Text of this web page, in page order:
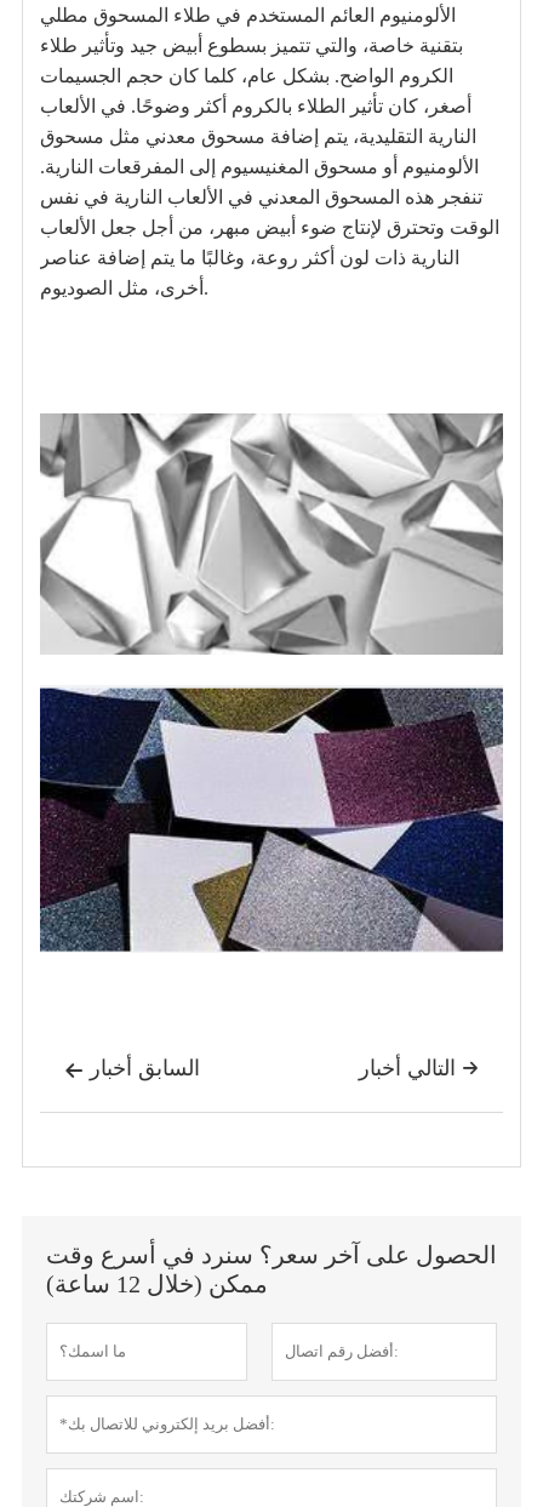
الألومنيوم العائم المستخدم في طلاء المسحوق مطلي
بتقنية خاصة، والتي تتميز بسطوع أبيض جيد وتأثير طلاء
الكروم الواضح. بشكل عام، كلما كان حجم الجسيمات
أصغر، كان تأثير الطلاء بالكروم أكثر وضوحًا. في الألعاب
النارية التقليدية، يتم إضافة مسحوق معدني مثل مسحوق
الألومنيوم أو مسحوق المغنيسيوم إلى المفرقعات النارية.
تنفجر هذه المسحوق المعدني في الألعاب النارية في نفس
الوقت وتحترق لإنتاج ضوء أبيض مبهر، من أجل جعل الألعاب
النارية ذات لون أكثر روعة، وغالبًا ما يتم إضافة عناصر
أخرى، مثل الصوديوم.
 السابق أخبار  التالي أخبار
الحصول على آخر سعر؟ سنرد في أسرع وقت
ممكن (خلال 12 ساعة)